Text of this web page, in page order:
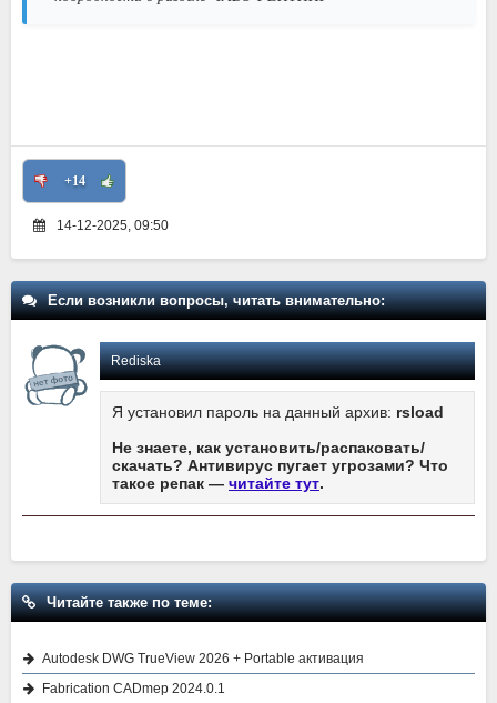
+14
14-12-2025, 09:50
Если возникли вопросы, читать внимательно:
Rediska
Я установил пароль на данный архив: rsload
Не знаете, как установить/распаковать/
скачать? Антивирус пугает угрозами? Что
такое репак — читайте тут.
Читайте также по теме:
Autodesk DWG TrueView 2026 + Portable активация
Fabrication CADmep 2024.0.1